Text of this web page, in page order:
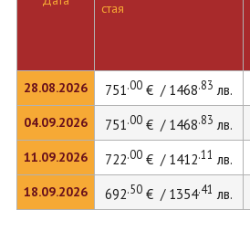
28.08.2026
04.09.2026
11.09.2026
18.09.2026
стая
751.00€ / 1468.83 лв.
751.00€ / 1468.83 лв.
722.00€ / 1412.11 лв.
692.50€ / 1354.41 лв.